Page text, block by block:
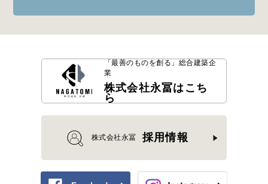
「最善のものを創る」 総合建築企
業
株式会社永冨はこち
ら
株式会社永冨 採用情報